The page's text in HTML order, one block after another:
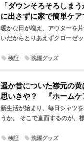
「ダウンそろそろしま
に出さずに家で簡単ケ
暖かな日が増え、アウターを
いだからとりあえずクローゼ
検証 洗濯グッズ
遥か昔についた襟元の
思いきや？ 『ホームケ
新生活が始まり、毎日シャツ
うか。 そこで直面するのが、
検証 洗濯グッズ